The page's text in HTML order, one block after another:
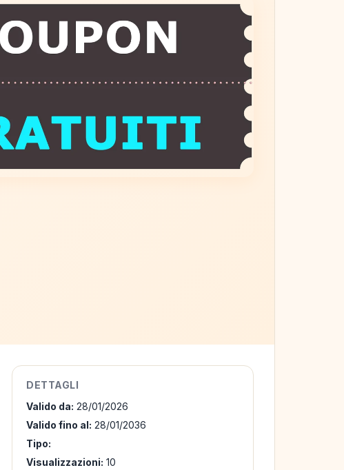
DETTAGLI
Valido da: 28/01/2026
Valido fino al: 28/01/2036
Tipo:
Visualizzazioni: 10